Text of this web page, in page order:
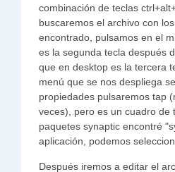
combinación de teclas
buscaremos el archivo con
encontrado, pulsamos en el
es la segunda tecla después
que en desktop es la tercera
menú que se nos despliega
propiedades pulsaremos tap
veces), pero es un cuadro de
paquetes synaptic encontré
aplicación, podemos
Después iremos a editar el